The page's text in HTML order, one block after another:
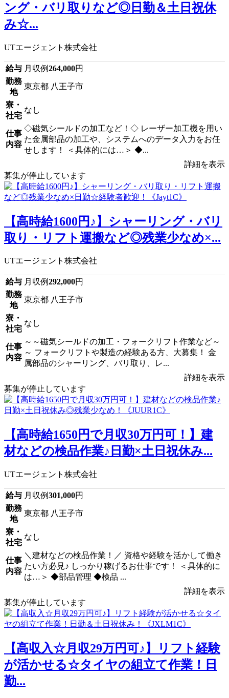
ング・バリ取りなど◎日勤＆土日祝休
み☆...
UTエージェント株式会社
給与 月収例264,000円
勤務
地
東京都 八王子市
寮・
社宅
なし
仕事
内容
◇磁気シールドの加工など！◇ レーザー加工機を用い
た金属部品の加工や、システムへのデータ入力をお任
せします！ ＜具体的には…＞ ◆...
詳細を表示
募集が停止しています
【高時給1600円♪】シャーリング・バリ
取り・リフト運搬など◎残業少なめ×...
UTエージェント株式会社
給与 月収例292,000円
勤務
地
東京都 八王子市
寮・
社宅
なし
仕事
内容
～～磁気シールドの加工・フォークリフト作業など～
～ フォークリフトや製造の経験ある方、大募集！ 金
属部品のシャーリング、バリ取り、レ...
詳細を表示
募集が停止しています
【高時給1650円で月収30万円可！】建
材などの検品作業♪日勤×土日祝休み...
UTエージェント株式会社
給与 月収例301,000円
勤務
地
東京都 八王子市
寮・
社宅
なし
仕事
内容
＼建材などの検品作業！／ 資格や経験を活かして働き
たい方必見♪ しっかり稼げるお仕事です！ ＜具体的に
は…＞ ◆部品管理 ◆検品 ...
詳細を表示
募集が停止しています
【高収入☆月収29万円可♪】リフト経験
が活かせる☆タイヤの組立て作業！日
勤...